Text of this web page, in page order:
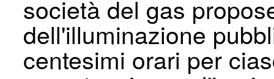
società del gas
dell'illuminazione
centesimi orari per